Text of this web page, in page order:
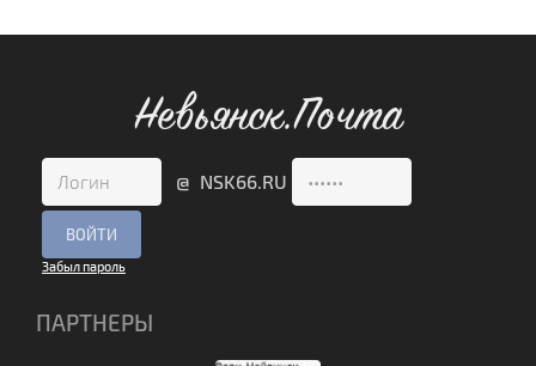
Невьянск.Почта
@ NSK66.RU
Забыл пароль
ПАРТНЕРЫ